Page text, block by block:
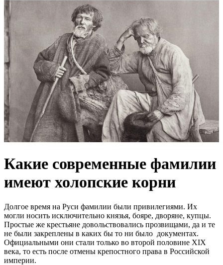
Какие современные фамилии
имеют холопские корни
Долгое время на Руси фамилии были привилегиями. Их
могли носить исключительно князья, бояре, дворяне, купцы.
Простые же крестьяне довольствовались прозвищами, да и те
не были закреплены в каких бы то ни было документах.
Официальными они стали только во второй половине XIX
века, то есть после отмены крепостного права в Российской
империи.